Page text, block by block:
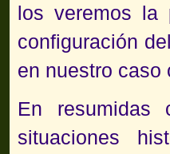
los veremos la
configuración
en nuestro caso
En
situaciones